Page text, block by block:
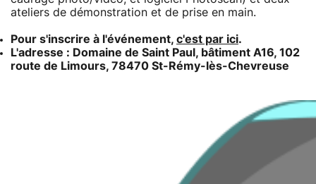
ateliers de démonstration et de prise en main.
Pour s'inscrire à l'événement, c'est par ici.
L'adresse : Domaine de Saint Paul, bâtiment A16, 102
route de Limours, 78470 St-Rémy-lès-Chevreuse